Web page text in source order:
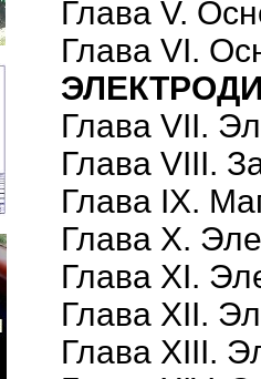
Глава V.
Глава VI.
Глава VII.
Глава VIII.
Глава IX.
Глава X.
Глава XI.
Глава XII.
Глава XIII.